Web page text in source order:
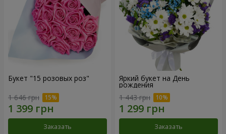
Букет "15 розовых роз"
1 646 грн
Заказать
Яркий букет на День
рождения
1 443 грн
Заказать